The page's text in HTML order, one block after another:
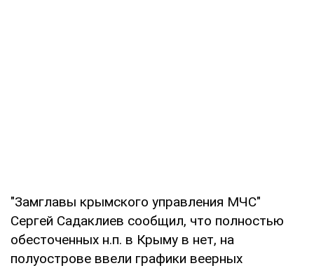
"Замглавы крымского управления МЧС"
Сергей Садаклиев сообщил, что полностью
обесточенных н.п. в Крыму в нет, на
полуострове ввели графики веерных